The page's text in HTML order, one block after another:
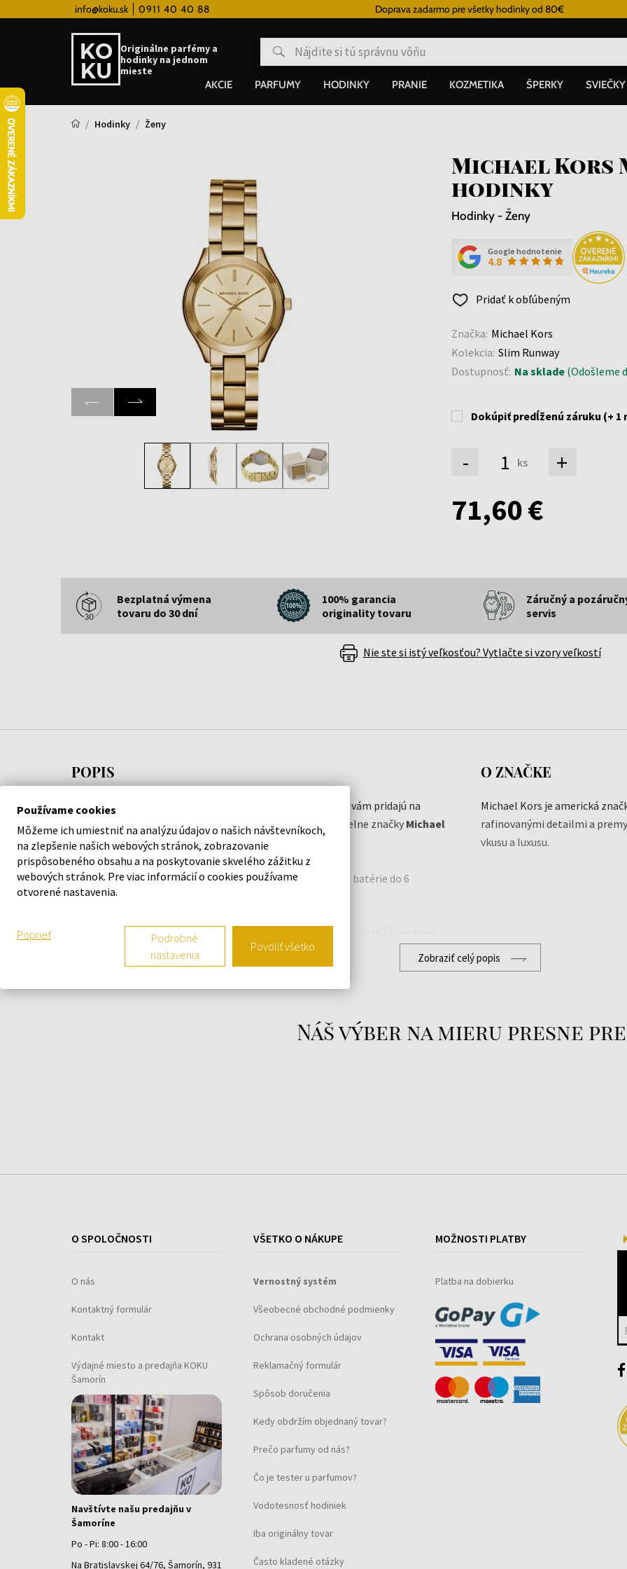
info@koku.sk 0911 40 40 88Vernostný systém Doprava zadarmo pre všetky hodinky od 80€
Originálne parfémy a
hodinky na jednom
mieste
AKCIE PARFUMY HODINKY PRANIE KOZMETIKA ŠPERKY SVIEČKY
Hodinky Ženy
Michael Kors
hodinky
Hodinky - Ženy
Google hodnotenie
4.8
Pridať k obľúbeným
Značka: Michael Kors
Kolekcia: Slim Runway
Dostupnosť: Na sklade(Odošleme
Dokúpiť predĺženú záruku (+ 1
- ks +
71,60 €
Bezplatná výmena
tovaru do 30 dní
100% garancia
originality tovaru
Záručný a
servis
Nie ste si istý veľkosťou? Vytlačte si vzory veľkostí
POPIS
Dámske hodinky
vám pridajú na
elegancii a podporia váš štýl. S kvalitným spracovaním z dielne značky Michael
Korssa nemusíte obávať, že stúpite vedľa.
Garantujeme 100 % originalitu tovaru a bezplatnú výmenu batérie do 6
mesiacov. Za produktmi v našej ponuke si stojíme.
Tak neváhajte a vyšperkujte váš štýl s náramkovými hodinkami
MK3512 - Dámske hodinky
Strojček - Quartz (batéria)
O ZNAČKE
Michael Kors je americká
rafinovanými detailmi a
vkusu a luxusu.
Zobraziť celý popis
Náš výber na mieru presne pre
O SPOLOČNOSTI
O nás
Kontaktný formulár
Kontakt
Výdajné miesto a predajňa KOKU
Šamorín
Navštívte našu predajňu v
Šamoríne
Po - Pi: 8:00 - 16:00
Na Bratislavskej 64/76, Šamorín, 931
VŠETKO O NÁKUPE
Vernostný systém
Všeobecné obchodné podmienky
Ochrana osobných údajov
Reklamačný formulár
Spôsob doručenia
Kedy obdržím objednaný tovar?
Prečo parfumy od nás?
Čo je tester u parfumov?
Vodotesnosť hodiniek
Iba originálny tovar
Často kladené otázky
MOŽNOSTI PLATBY
Platba na dobierku
Používame cookies
Môžeme ich umiestniť na analýzu údajov o našich návštevníkoch,
na zlepšenie našich webových stránok, zobrazovanie
prispôsobeného obsahu a na poskytovanie skvelého zážitku z
webových stránok. Pre viac informácií o cookies používame
otvorené nastavenia.
Poprieť
Podrobné
nastavenia
Povoliť všetko